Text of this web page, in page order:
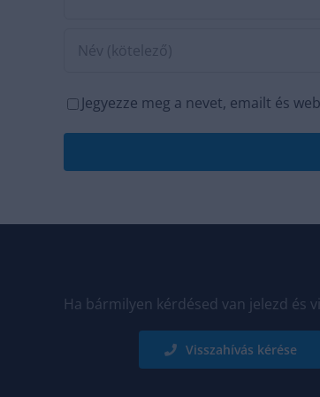
Jegyezze meg a nevet, emailt és
Ha bármilyen kérdésed van jelezd és
Visszahívás kérése